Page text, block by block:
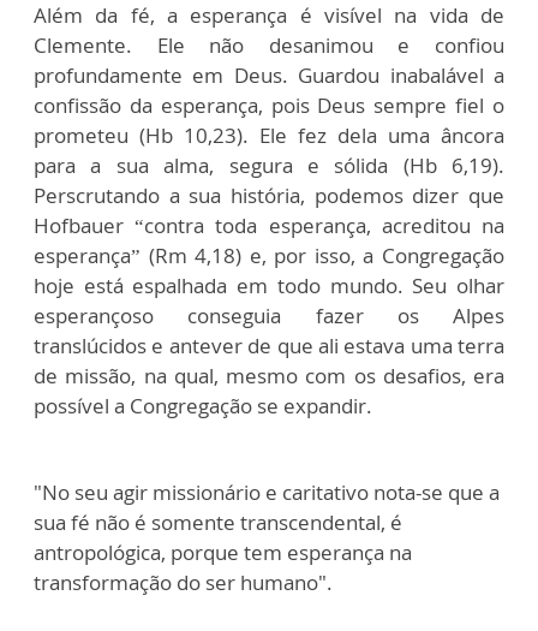
Além da fé, a esperança é visível na vida de
Clemente. Ele não desanimou e confiou
profundamente em Deus. Guardou inabalável a
confissão da esperança, pois Deus sempre fiel o
prometeu (Hb 10,23). Ele fez dela uma âncora
para a sua alma, segura e sólida (Hb 6,19).
Perscrutando a sua história, podemos dizer que
Hofbauer “contra toda esperança, acreditou na
esperança” (Rm 4,18) e, por isso, a Congregação
hoje está espalhada em todo mundo. Seu olhar
esperançoso conseguia fazer os Alpes
translúcidos e antever de que ali estava uma terra
de missão, na qual, mesmo com os desafios, era
possível a Congregação se expandir.
"No seu agir missionário e caritativo nota-se que a
sua fé não é somente transcendental, é
antropológica, porque tem esperança na
transformação do ser humano".